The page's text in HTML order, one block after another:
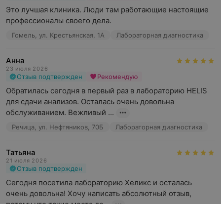
Это лучшая клиника. Люди там работающие настоящие
профессионалы своего дела.
Гомель, ул. Крестьянская, 1А Лабораторная диагностика
Анна
23 июля 2026
Отзыв подтвержден Рекомендую
Обратилась сегодня в первый раз в лабораторию HELIS
для сдачи анализов. Осталась очень довольна
обслуживанием. Вежливый ...
Речица, ул. Нефтяников, 70Б Лабораторная диагностика
Татьяна
21 июля 2026
Отзыв подтвержден
Сегодня посетила лабораторию Хеликс и осталась
очень довольна! Хочу написать абсолютный отзыв,